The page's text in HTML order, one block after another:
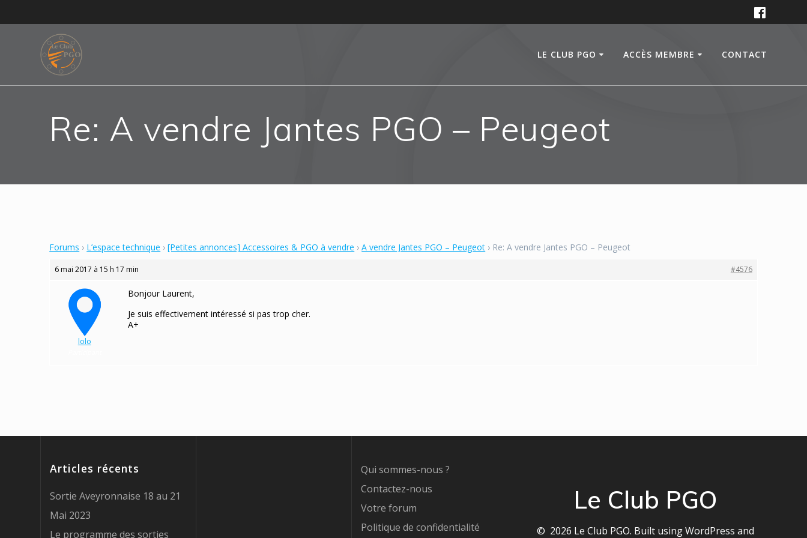
to
LE CLUB PGO ACCÈS MEMBRE CONTACT
Re: A vendre Jantes PGO – Peugeot
Forums › L’espace technique › [Petites annonces] Accessoires & PGO à vendre › A vendre Jantes PGO – Peugeot › Re: A vendre Jantes PGO – Peugeot
6 mai 2017 à 15 h 17 min #4576
lolo
Bonjour Laurent,
Je suis effectivement intéressé si pas trop cher.
A+
Articles récents
Sortie Aveyronnaise 18 au 21
Mai 2023
Le programme des sorties
Qui sommes-nous ?
Contactez-nous
Votre forum
Politique de confidentialité
Le Club PGO
© 2026 Le Club PGO. Built using WordPress and